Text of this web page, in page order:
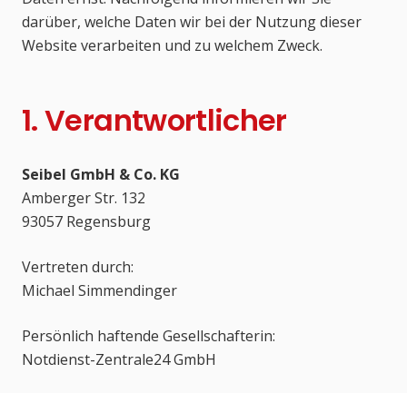
darüber, welche Daten wir bei der Nutzung dieser
Website verarbeiten und zu welchem Zweck.
1. Verantwortlicher
Seibel GmbH & Co. KG
Amberger Str. 132
93057 Regensburg
Vertreten durch:
Michael Simmendinger
Persönlich haftende Gesellschafterin:
Notdienst-Zentrale24 GmbH